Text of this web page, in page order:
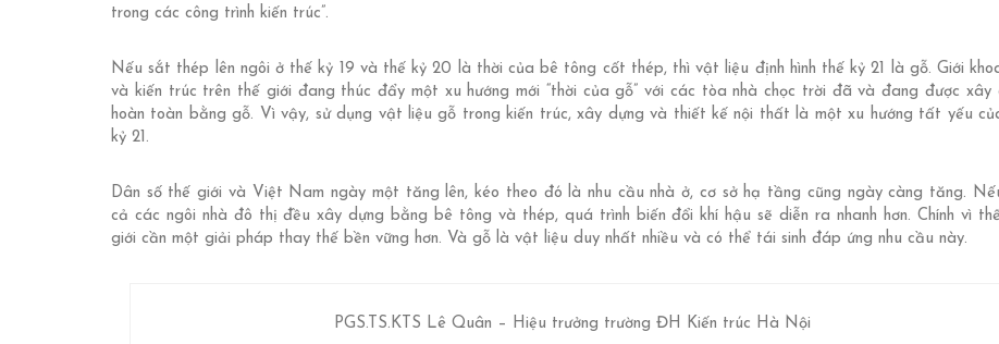
trong các công trình kiến trúc”.
Nếu sắt thép lên ngôi ở thế kỷ 19 và thế kỷ 20 là thời của bê tông cốt thép, thì vật liệu định hình thế kỷ 21 là gỗ. Giới
và kiến trúc trên thế giới đang thúc đẩy một xu hướng mới “thời của gỗ” với các tòa nhà chọc trời đã và đang được xây
hoàn toàn bằng gỗ. Vì vậy, sử dụng vật liệu gỗ trong kiến trúc, xây dựng và thiết kế nội thất là một xu hướng tất yếu
kỷ 21.
Dân số thế giới và Việt Nam ngày một tăng lên, kéo theo đó là nhu cầu nhà ở, cơ sở hạ tầng cũng ngày càng tăng.
cả các ngôi nhà đô thị đều xây dựng bằng bê tông và thép, quá trình biến đổi khí hậu sẽ diễn ra nhanh hơn. Chính vì
giới cần một giải pháp thay thế bền vững hơn. Và gỗ là vật liệu duy nhất nhiều và có thể tái sinh đáp ứng nhu cầu này.
PGS.TS.KTS Lê Quân – Hiệu trưởng trường ĐH Kiến trúc Hà Nội